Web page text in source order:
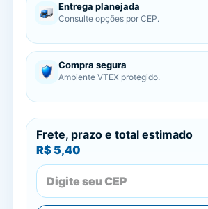
Entrega planejada
Consulte opções por CEP.
Compra segura
Ambiente VTEX protegido.
Frete, prazo e total estimado
R$ 5,40